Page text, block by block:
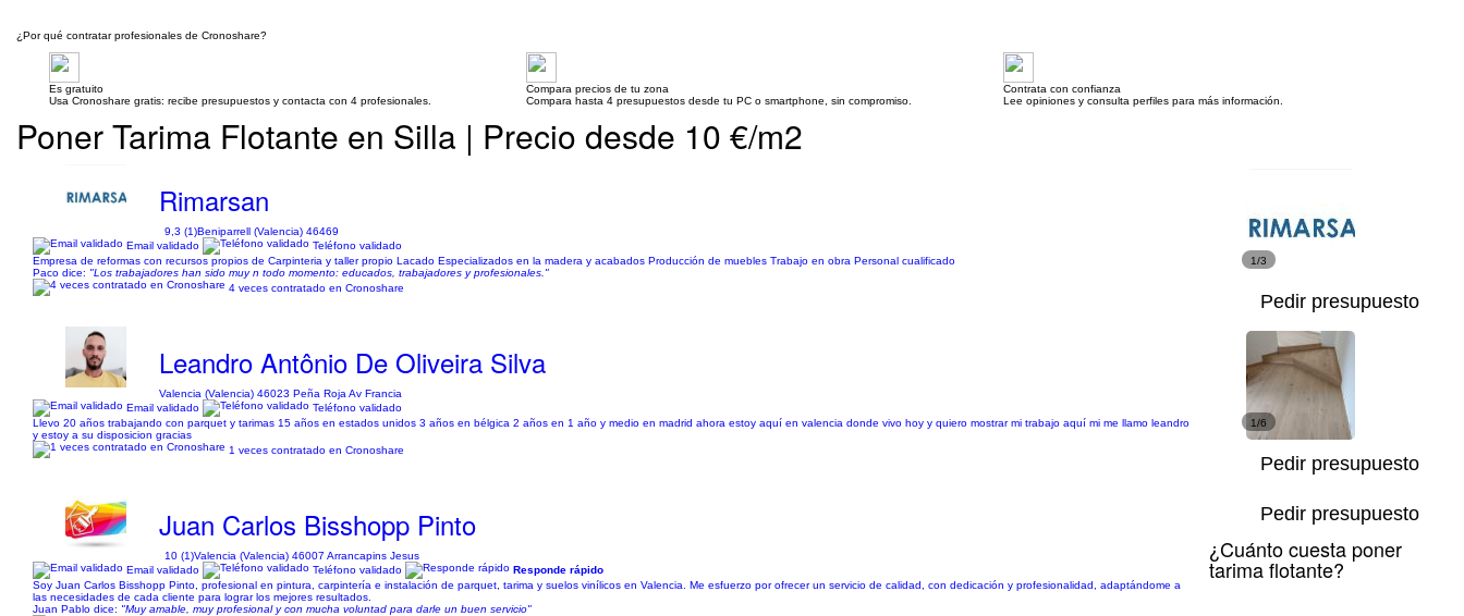
¿Por qué contratar profesionales de Cronoshare?
Es gratuito
Usa Cronoshare gratis: recibe presupuestos y contacta con 4 profesionales.
Compara precios de tu zona
Compara hasta 4 presupuestos desde tu PC o smartphone, sin compromiso.
Contrata con confianza
Lee opiniones y consulta perfiles para más información.
Poner Tarima Flotante en Silla | Precio desde 10 €/m2
Rimarsan
9,3 (1)Beniparrell (Valencia) 46469
Email validado
Teléfono validado
Empresa de reformas con recursos propios de Carpinteria y taller propio Lacado Especializados en la madera y acabados Producción de muebles Trabajo en obra Personal cualificado
Paco dice: "Los trabajadores han sido muy n todo momento: educados, trabajadores y profesionales."
4 veces contratado en Cronoshare
1/3
Pedir presupuesto
Leandro Antônio De Oliveira Silva
Valencia (Valencia) 46023 Peña Roja Av Francia
Email validado
Teléfono validado
Llevo 20 años trabajando con parquet y tarimas 15 años en estados unidos 3 años en bélgica 2 años en 1 año y medio en madrid ahora estoy aquí en valencia donde vivo hoy y quiero mostrar mi trabajo aquí mi me llamo leandro
y estoy a su disposicion gracias
1 veces contratado en Cronoshare
1/6
Pedir presupuesto
Juan Carlos Bisshopp Pinto
10 (1)Valencia (Valencia) 46007 Arrancapins Jesus
Email validado
Teléfono validado
Responde rápido
Soy Juan Carlos Bisshopp Pinto, profesional en pintura, carpintería e instalación de parquet, tarima y suelos vinílicos en Valencia. Me esfuerzo por ofrecer un servicio de calidad, con dedicación y profesionalidad, adaptándome a
las necesidades de cada cliente para lograr los mejores resultados.
Juan Pablo dice: "Muy amable, muy profesional y con mucha voluntad para darle un buen servicio"
Pedir presupuesto
¿Cuánto cuesta poner
tarima flotante?